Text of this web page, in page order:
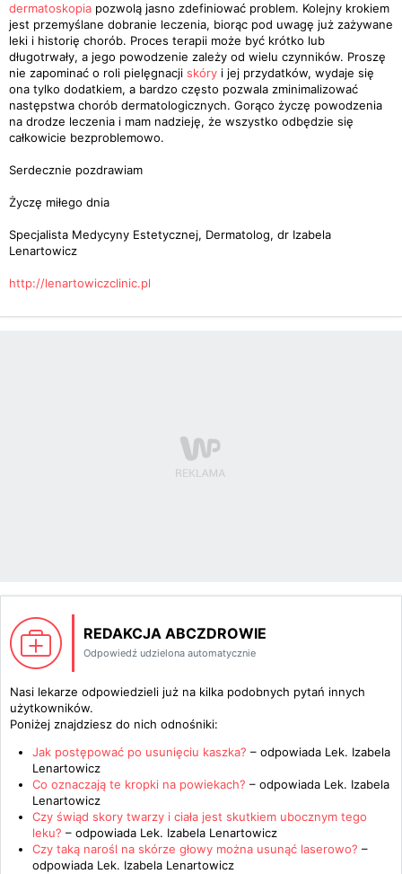
dermatoskopia pozwolą jasno zdefiniować problem. Kolejny krokiem
jest przemyślane dobranie leczenia, biorąc pod uwagę już zażywane
leki i historię chorób. Proces terapii może być krótko lub
długotrwały, a jego powodzenie zależy od wielu czynników. Proszę
nie zapominać o roli pielęgnacji skóry i jej przydatków, wydaje się
ona tylko dodatkiem, a bardzo często pozwala zminimalizować
następstwa chorób dermatologicznych. Gorąco życzę powodzenia
na drodze leczenia i mam nadzieję, że wszystko odbędzie się
całkowicie bezproblemowo.
Serdecznie pozdrawiam
Życzę miłego dnia
Specjalista Medycyny Estetycznej, Dermatolog, dr Izabela
Lenartowicz
http://lenartowiczclinic.pl
REDAKCJA ABCZDROWIE
Odpowiedź udzielona automatycznie
Nasi lekarze odpowiedzieli już na kilka podobnych pytań innych
użytkowników.
Poniżej znajdziesz do nich odnośniki:
Jak postępować po usunięciu kaszka? – odpowiada Lek. Izabela
Lenartowicz
Co oznaczają te kropki na powiekach? – odpowiada Lek. Izabela
Lenartowicz
Czy świąd skory twarzy i ciała jest skutkiem ubocznym tego
leku? – odpowiada Lek. Izabela Lenartowicz
Czy taką narośl na skórze głowy można usunąć laserowo? –
odpowiada Lek. Izabela Lenartowicz